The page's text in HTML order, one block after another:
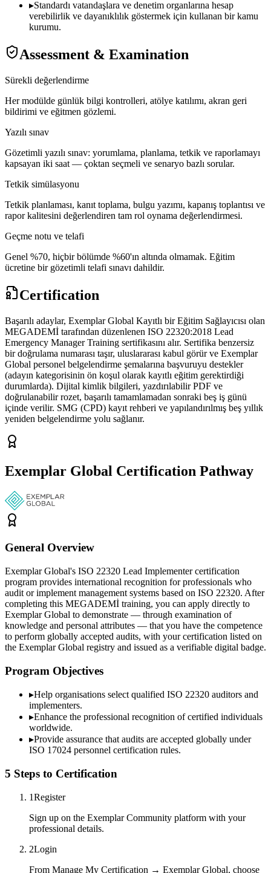
▸Standardı vatandaşlara ve denetim organlarına hesap
verebilirlik ve dayanıklılık göstermek için kullanan bir kamu
kurumu.
Assessment & Examination
Sürekli değerlendirme
Her modülde günlük bilgi kontrolleri, atölye katılımı, akran geri
bildirimi ve eğitmen gözlemi.
Yazılı sınav
Gözetimli yazılı sınav: yorumlama, planlama, tetkik ve raporlamayı
kapsayan iki saat — çoktan seçmeli ve senaryo bazlı sorular.
Tetkik simülasyonu
Tetkik planlaması, kanıt toplama, bulgu yazımı, kapanış toplantısı ve
rapor kalitesini değerlendiren tam rol oynama değerlendirmesi.
Geçme notu ve telafi
Genel %70, hiçbir bölümde %60'ın altında olmamak. Eğitim
ücretine bir gözetimli telafi sınavı dahildir.
Certification
Başarılı adaylar, Exemplar Global Kayıtlı bir Eğitim Sağlayıcısı olan
MEGADEMİ tarafından düzenlenen ISO 22320:2018 Lead
Emergency Manager Training sertifikasını alır. Sertifika benzersiz
bir doğrulama numarası taşır, uluslararası kabul görür ve Exemplar
Global personel belgelendirme şemalarına başvuruyu destekler
(adayın kategorisinin ön koşul olarak kayıtlı eğitim gerektirdiği
durumlarda). Dijital kimlik bilgileri, yazdırılabilir PDF ve
doğrulanabilir rozet, başarılı tamamlamadan sonraki beş iş günü
içinde verilir. SMG (CPD) kayıt rehberi ve yapılandırılmış beş yıllık
yeniden belgelendirme yolu sağlanır.
Exemplar Global Certification Pathway
General Overview
Exemplar Global's ISO 22320 Lead Implementer certification
program provides international recognition for professionals who
audit or implement management systems based on ISO 22320. After
completing this MEGADEMİ training, you can apply directly to
Exemplar Global to demonstrate — through examination of
knowledge and personal attributes — that you have the competence
to perform globally accepted audits, with your certification listed on
the Exemplar Global registry and issued as a verifiable digital badge.
Program Objectives
▸Help organisations select qualified ISO 22320 auditors and
implementers.
▸Enhance the professional recognition of certified individuals
worldwide.
▸Provide assurance that audits are accepted globally under
ISO 17024 personnel certification rules.
5 Steps to Certification
1Register
Sign up on the Exemplar Community platform with your
professional details.
2Login
From Manage My Certification → Exemplar Global, choose